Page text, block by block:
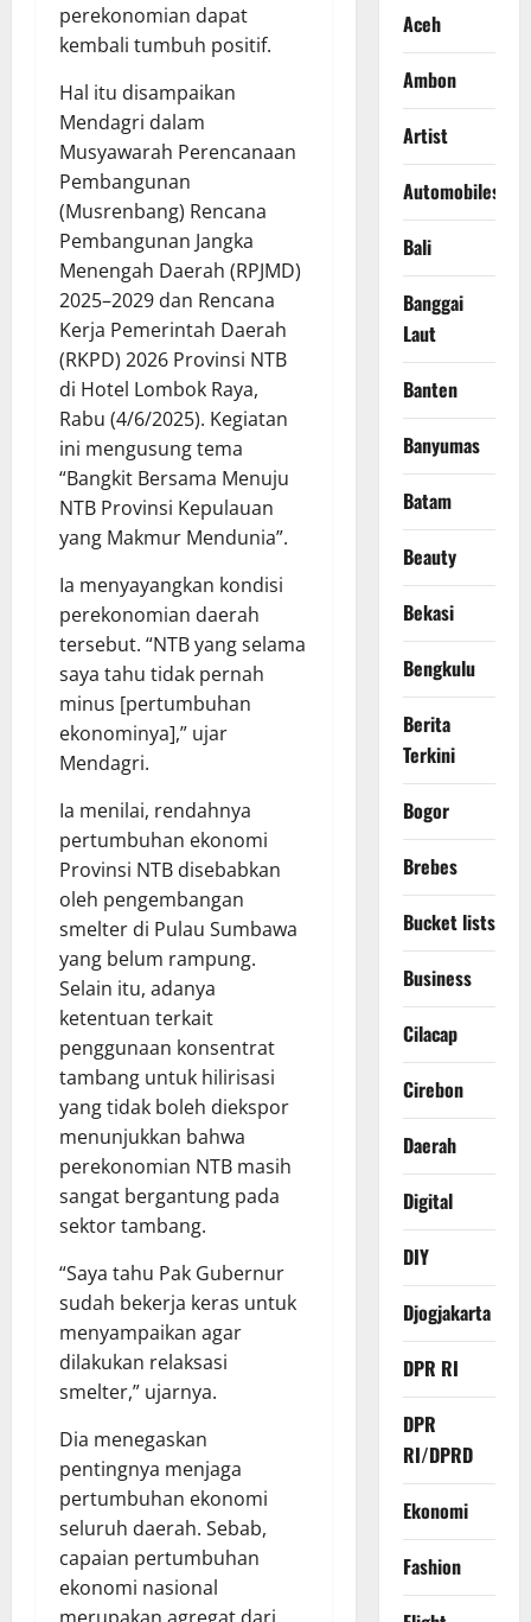
perekonomian dapat
kembali tumbuh positif.
Hal itu disampaikan
Mendagri dalam
Musyawarah Perencanaan
Pembangunan
(Musrenbang) Rencana
Pembangunan Jangka
Menengah Daerah (RPJMD)
2025–2029 dan Rencana
Kerja Pemerintah Daerah
(RKPD) 2026 Provinsi NTB
di Hotel Lombok Raya,
Rabu (4/6/2025). Kegiatan
ini mengusung tema
“Bangkit Bersama Menuju
NTB Provinsi Kepulauan
yang Makmur Mendunia”.
Ia menyayangkan kondisi
perekonomian daerah
tersebut. “NTB yang selama
saya tahu tidak pernah
minus [pertumbuhan
ekonominya],” ujar
Mendagri.
Ia menilai, rendahnya
pertumbuhan ekonomi
Provinsi NTB disebabkan
oleh pengembangan
smelter di Pulau Sumbawa
yang belum rampung.
Selain itu, adanya
ketentuan terkait
penggunaan konsentrat
tambang untuk hilirisasi
yang tidak boleh diekspor
menunjukkan bahwa
perekonomian NTB masih
sangat bergantung pada
sektor tambang.
“Saya tahu Pak Gubernur
sudah bekerja keras untuk
menyampaikan agar
dilakukan relaksasi
smelter,” ujarnya.
Dia menegaskan
pentingnya menjaga
pertumbuhan ekonomi
seluruh daerah. Sebab,
capaian pertumbuhan
ekonomi nasional
Aceh
Ambon
Artist
Automobiles
Bali
Banggai
Laut
Banten
Banyumas
Batam
Beauty
Bekasi
Bengkulu
Berita
Terkini
Bogor
Brebes
Bucket lists
Business
Cilacap
Cirebon
Daerah
Digital
DIY
Djogjakarta
DPR RI
DPR
RI/DPRD
Ekonomi
Fashion